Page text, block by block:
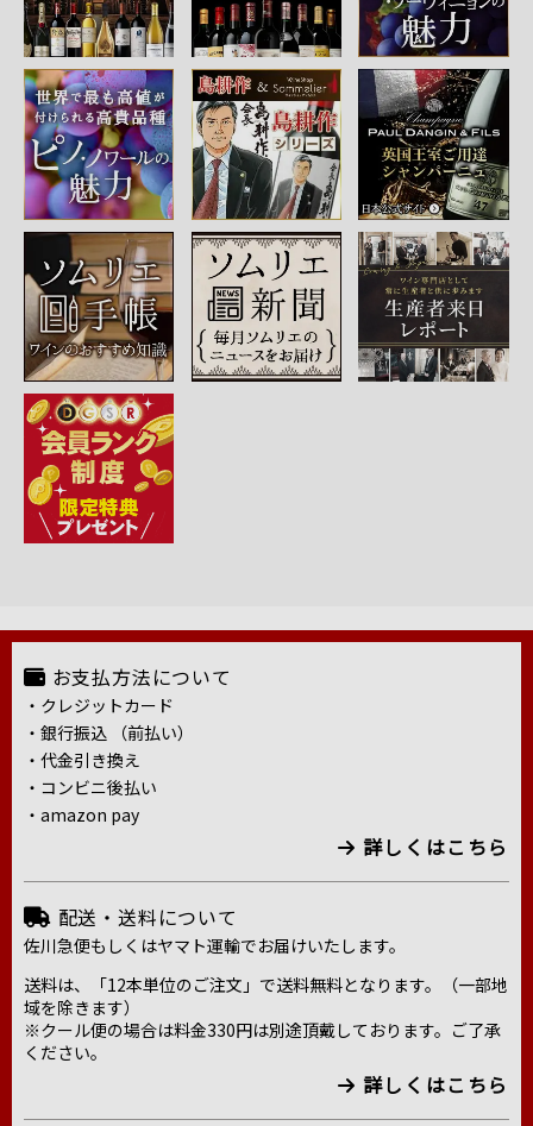
お支払方法について
・クレジットカード
・銀行振込 （前払い）
・代金引き換え
・コンビニ後払い
・amazon pay
詳しくはこちら
配送・送料について
佐川急便もしくはヤマト運輸でお届けいたします。
送料は、「12本単位のご注文」で送料無料となります。（一部地
域を除きます）
※クール便の場合は料金330円は別途頂戴しております。ご了承
ください。
詳しくはこちら